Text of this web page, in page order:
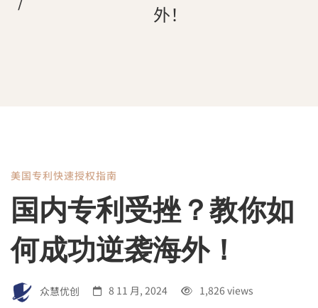
外！
国
内
专
美国专利快速授权指南
国内专利受挫？教你如
何成功逆袭海外！
众慧优创 8 11 月, 2024 1,826 views